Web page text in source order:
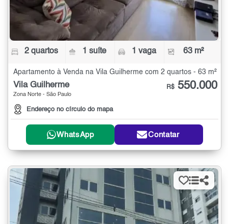
2 quartos 1 suíte 1 vaga 63 m²
Apartamento à Venda na Vila Guilherme com 2 quartos - 63 m²
Vila Guilherme
Zona Norte - São Paulo
Endereço no círculo do mapa
R$ 550.000
WhatsApp Contatar